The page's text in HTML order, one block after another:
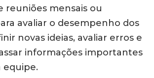
reuniões mensais ou
avaliar o desempenho dos
novas ideias, avaliar erros e
informações importantes
equipe.